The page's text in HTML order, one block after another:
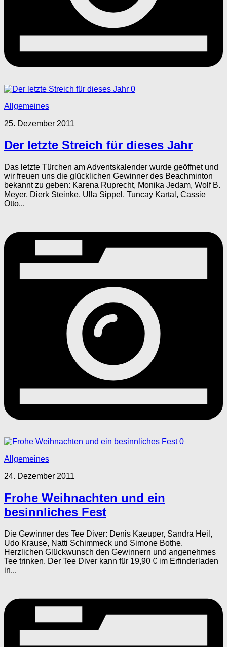
0
Allgemeines
25. Dezember 2011
Der letzte Streich für dieses Jahr
Das letzte Türchen am Adventskalender wurde geöffnet und
wir freuen uns die glücklichen Gewinner des Beachminton
bekannt zu geben: Karena Ruprecht, Monika Jedam, Wolf B.
Meyer, Dierk Steinke, Ulla Sippel, Tuncay Kartal, Cassie
Otto...
0
Allgemeines
24. Dezember 2011
Frohe Weihnachten und ein
besinnliches Fest
Die Gewinner des Tee Diver: Denis Kaeuper, Sandra Heil,
Udo Krause, Natti Schimmeck und Simone Bothe.
Herzlichen Glückwunsch den Gewinnern und angenehmes
Tee trinken. Der Tee Diver kann für 19,90 € im Erfinderladen
in...